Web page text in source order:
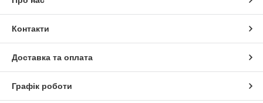
Контакти
Доставка та оплата
Графік роботи